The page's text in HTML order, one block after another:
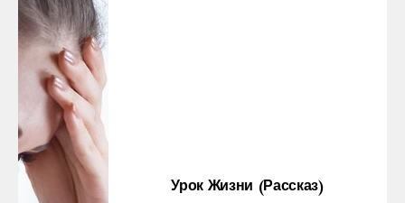
Урок Жизни (рассказ)